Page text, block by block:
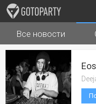
Города Музыка
Все новости